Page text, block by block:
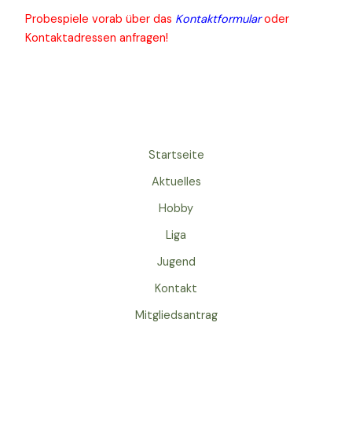
Probespiele vorab über das Kontaktformularoder
Kontaktadressen anfragen!
Startseite
Aktuelles
Hobby
Liga
Jugend
Kontakt
Mitgliedsantrag